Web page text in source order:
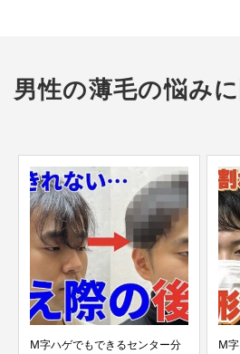
男性の薄毛の悩み
M字ハゲでもできるセンター分
M